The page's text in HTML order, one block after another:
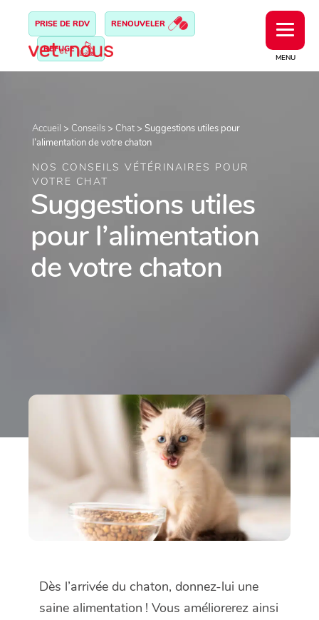
MENU
PRISE DE RDV RENOUVELER
REFUGE
Accueil > Conseils > Chat > Suggestions utiles pour
l’alimentation de votre chaton
NOS CONSEILS VÉTÉRINAIRES POUR
VOTRE CHAT
Suggestions utiles
pour l’alimentation
de votre chaton
Dès l’arrivée du chaton, donnez-lui une
saine alimentation ! Vous améliorerez ainsi